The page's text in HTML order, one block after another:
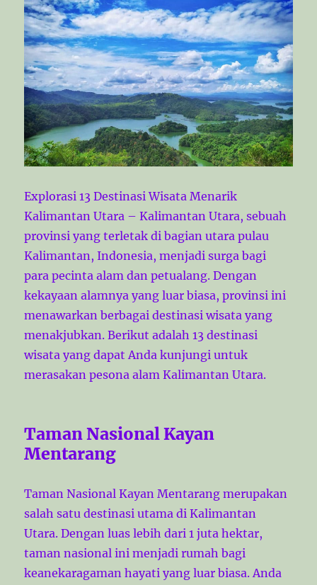
Explorasi 13 Destinasi Wisata Menarik
Kalimantan Utara – Kalimantan Utara, sebuah
provinsi yang terletak di bagian utara pulau
Kalimantan, Indonesia, menjadi surga bagi
para pecinta alam dan petualang. Dengan
kekayaan alamnya yang luar biasa, provinsi ini
menawarkan berbagai destinasi wisata yang
menakjubkan. Berikut adalah 13 destinasi
wisata yang dapat Anda kunjungi untuk
merasakan pesona alam Kalimantan Utara.
Taman Nasional Kayan
Mentarang
Taman Nasional Kayan Mentarang merupakan
salah satu destinasi utama di Kalimantan
Utara. Dengan luas lebih dari 1 juta hektar,
taman nasional ini menjadi rumah bagi
keanekaragaman hayati yang luar biasa. Anda